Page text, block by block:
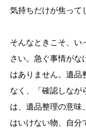
気持ちだけが焦って
そんなときこそ、い
さい。急ぐ事情がな
はありません。遺品
なく、「確認しなが
は、遺品整理の意味
はいけない物、自分